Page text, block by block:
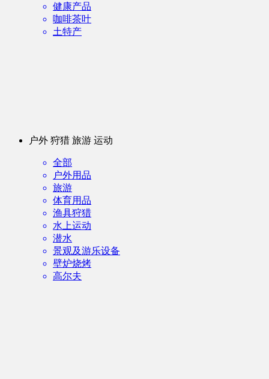
健康产品
咖啡茶叶
土特产
户外 狩猎 旅游 运动
全部
户外用品
旅游
体育用品
渔具狩猎
水上运动
潜水
景观及游乐设备
壁炉烧烤
高尔夫